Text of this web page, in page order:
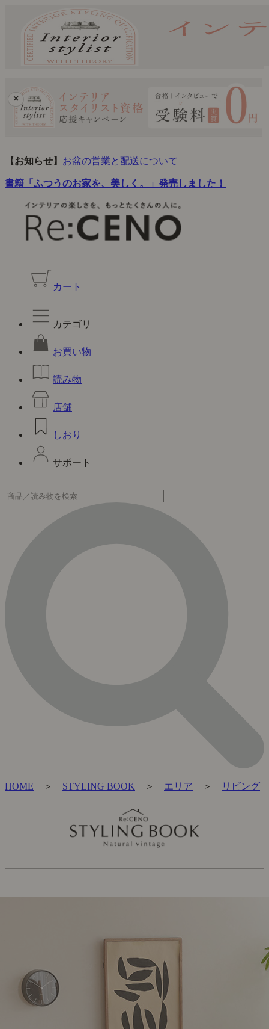
×
【お知らせ】 お盆の営業と配送について
書籍「ふつうのお家を、美しく。」発売しました！
カート
カテゴリ
お買い物
読み物
店舗
しおり
サポート
HOME ＞ STYLING BOOK ＞ エリア ＞ リビング